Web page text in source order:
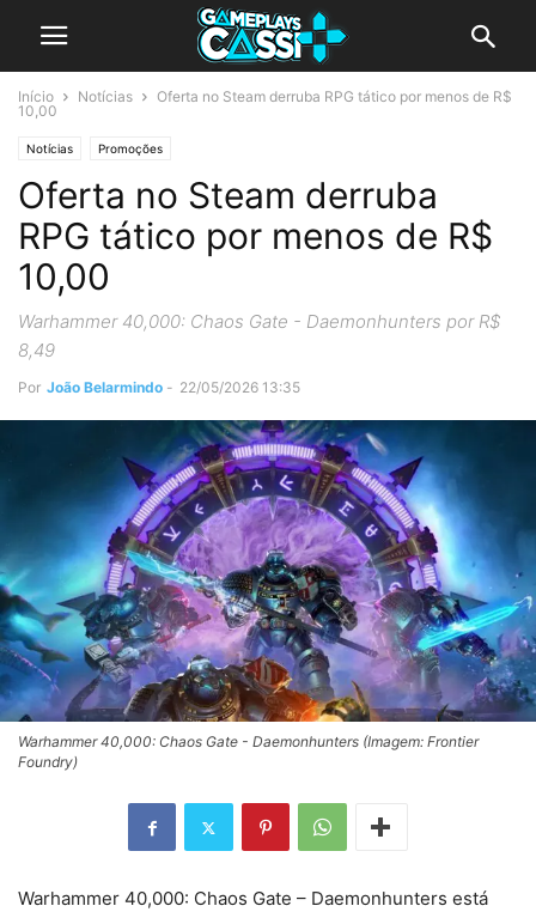
Início Notícias
Oferta no Steam derruba RPG tático por menos de R$
10,00
Notícias Promoções
Oferta no Steam derruba
RPG tático por menos de R$
10,00
Warhammer 40,000: Chaos Gate - Daemonhunters por R$
8,49
Por João Belarmindo - 22/05/2026 13:35
Warhammer 40,000: Chaos Gate - Daemonhunters (Imagem: Frontier
Foundry)
Warhammer 40,000: Chaos Gate – Daemonhunters está